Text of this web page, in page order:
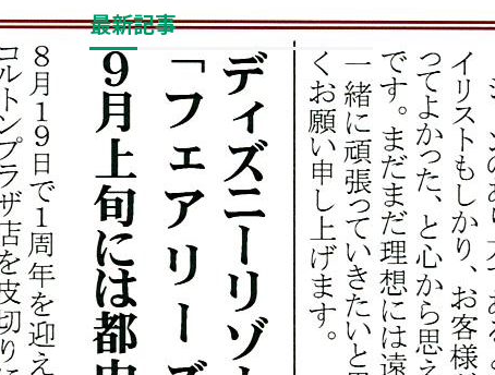
最新記事
2026MOGU開催！
社員旅行に行ってきました
2026年度キックオフミー
ティング